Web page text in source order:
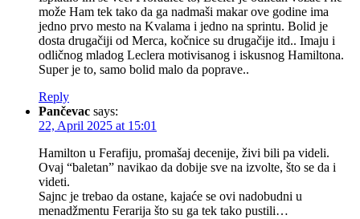
može Ham tek tako da ga nadmaši makar ove godine ima
jedno prvo mesto na Kvalama i jedno na sprintu. Bolid je
dosta drugačiji od Merca, kočnice su drugačije itd.. Imaju i
odličnog mladog Leclera motivisanog i iskusnog Hamiltona.
Super je to, samo bolid malo da poprave..
Reply
Pančevac says:
22, April 2025 at 15:01
Hamilton u Ferafiju, promašaj decenije, živi bili pa videli.
Ovaj “baletan” navikao da dobije sve na izvolte, što se da i
videti.
Sajnc je trebao da ostane, kajaće se ovi nadobudni u
menadžmentu Ferarija što su ga tek tako pustili…